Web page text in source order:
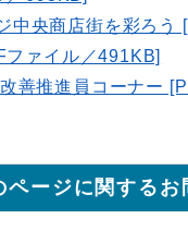
中央商店街を彩ろう
ァイル／491KB]
善推進員コーナー
ページに関する